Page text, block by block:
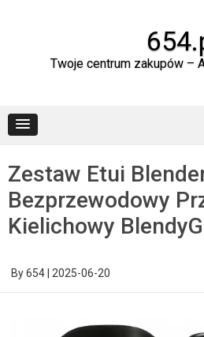
Twoje centrum zakupów –
Zestaw Etui
Bezprzewodowy
Kielichowy
By654 2025-06-20